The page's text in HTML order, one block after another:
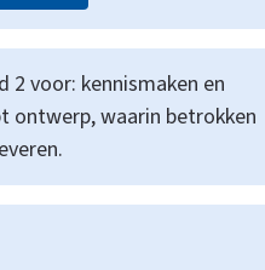
voor: kennismaken en
ontwerp, waarin betrokken